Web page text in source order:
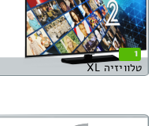
1
טלוויזיה XL